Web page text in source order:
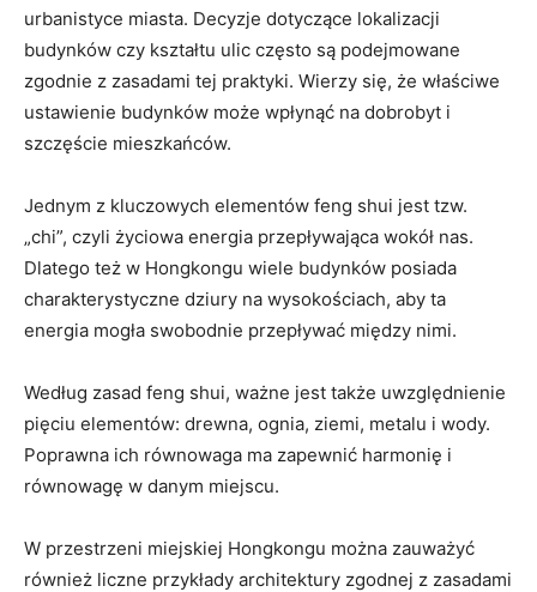
urbanistyce miasta. Decyzje dotyczące lokalizacji
budynków czy kształtu ulic często są podejmowane
zgodnie z zasadami tej praktyki. Wierzy się, że⁢ właściwe
ustawienie budynków może wpłynąć na dobrobyt i‍
szczęście mieszkańców.
Jednym z kluczowych elementów⁢ feng shui jest tzw.
„chi”, czyli życiowa energia przepływająca wokół nas.
Dlatego też w Hongkongu‌ wiele budynków posiada
charakterystyczne dziury‍ na ​wysokościach, aby ta
energia ⁣mogła swobodnie przepływać między nimi.
Według zasad ​feng shui, ważne jest także uwzględnienie
pięciu elementów: drewna, ognia, ziemi, metalu i‍ wody.​
Poprawna ich równowaga ma ⁢zapewnić harmonię i⁤
równowagę w danym miejscu.
W ⁢przestrzeni ‌miejskiej Hongkongu można⁤ zauważyć
również liczne przykłady architektury zgodnej z zasadami